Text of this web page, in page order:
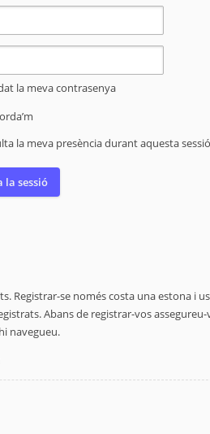
la meva contrasenya
la meva presència durant aquesta sessió
Registrar-se només costa una estona
Abans de registrar-vos
navegueu.